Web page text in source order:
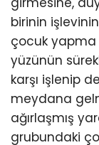
birinin
çocuk yapma
yüzünün
karşı işlenip
meydana
ağırlaşmış
grubundaki